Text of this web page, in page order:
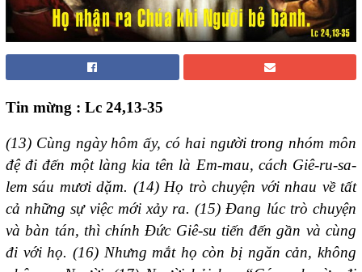
Tin mừng : Lc 24,13-35
(13) Cùng ngày hôm ấy, có hai người trong nhóm môn
đệ đi đến một làng kia tên là Em-mau, cách Giê-ru-sa-
lem sáu mươi dặm. (14) Họ trò chuyện với nhau về tất
cả những sự việc mới xảy ra. (15) Đang lúc trò chuyện
và bàn tán, thì chính Đức Giê-su tiến đến gần và cùng
đi với họ. (16) Nhưng mắt họ còn bị ngăn cản, không